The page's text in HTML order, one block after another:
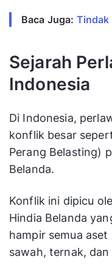
Baca Juga: Tindak
Sejarah
Indonesia
Di Indonesia,
konflik besar
Perang Belasting)
Belanda.
Konflik ini dipicu
Hindia Belanda
hampir semua
sawah, ternak, dan